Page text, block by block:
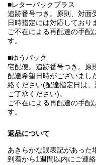
■レターパックプラス
追跡番号つき。原則、対面
日時指定には対応しており
ご不在による再配達の手配
す。
■ゆうパック
宅配便。追跡番号つき。原
配達希望日時がございまし
絡ください(配達指定日は、
ご了承ください)。
ご不在による再配達の手配
す。
返品について
あきらかな誤表記があった
到着から1週間以内にご連絡